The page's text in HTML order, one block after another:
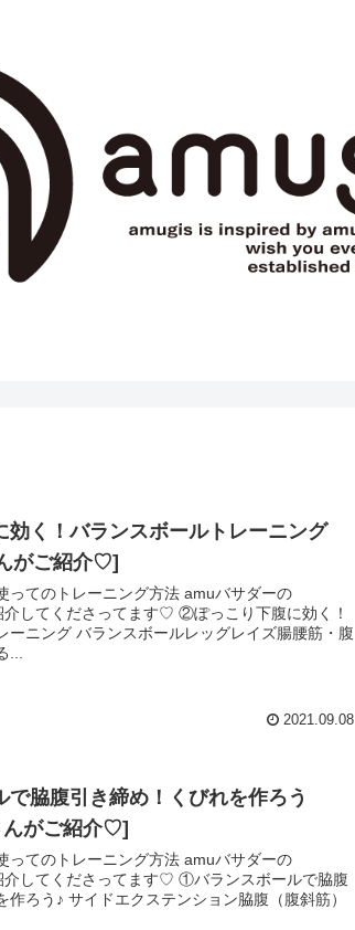
効く！バランスボールトレーニング
がご紹介♡]
トレーニング方法 amuバサダーの
介してくださってます♡ ②ぽっこり下腹に効く！
レッグレイズ腸腰筋・腹
...
2021.09.08
で脇腹引き締め！くびれを作ろう
がご紹介♡]
トレーニング方法 amuバサダーの
介してくださってます♡ ①バランスボールで脇腹
ション脇腹（腹斜筋）